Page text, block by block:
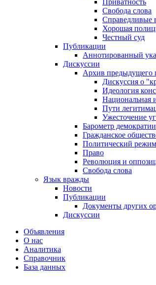
Приватность
Свобода слова
Справедливые
Хорошая
Честный суд
Публикации
Аннотированный
Дискуссии
Архив предыдущего
Дискуссия о
Идеология
Национальная
Пути
Ужесточение
Барометр демократии
Гражданское
Политический режим
Право
Революция и
Свобода слова
Язык вражды
Новости
Публикации
Документы других
Дискуссии
Объявления
О нас
Аналитика
Справочник
База данных